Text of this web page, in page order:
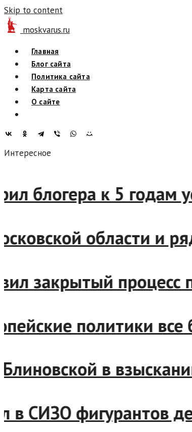
Skip to content
moskvarus.ru
Главная
Блог сайта
Политика сайта
Карта сайта
О сайте
Интересное
блогера к 5
области
закрытый
политики
Блиновской в
в СИЗО фигурантов